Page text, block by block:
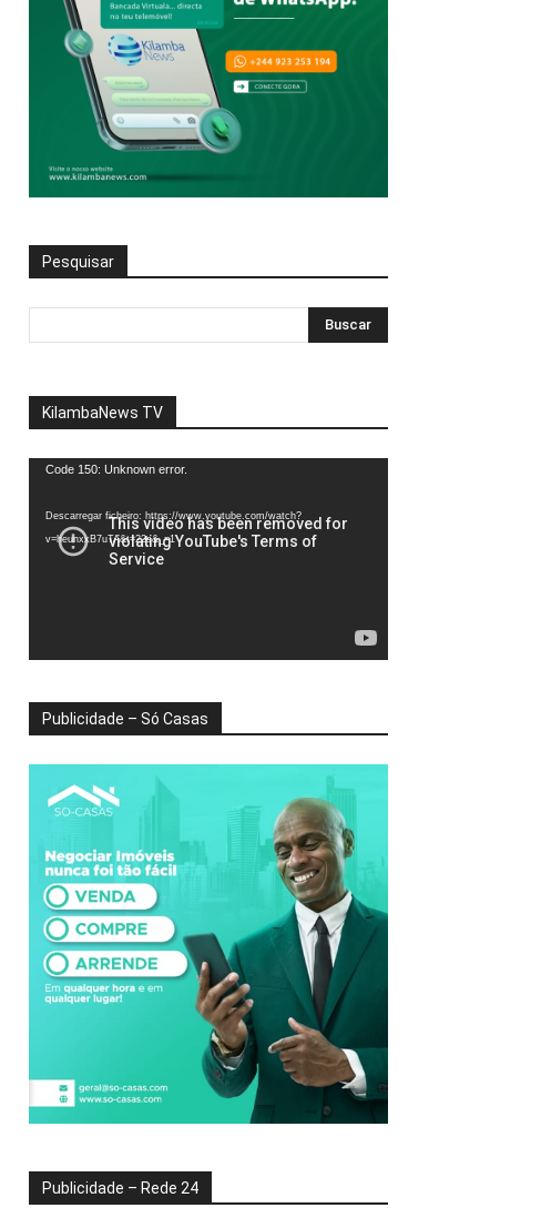
Pesquisar
KilambaNews TV
Reprodutor
vídeo
Code 150: Unknown error.
Descarregar ficheiro: https://www.youtube.com/watch?
v=heunxxB7uTA&t=22s&_=1
Publicidade – Só Casas
Publicidade – Rede 24